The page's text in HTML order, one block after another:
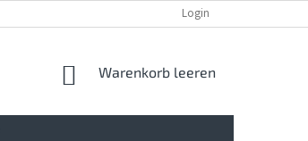
Login
WARENKORB
Warenkorb leeren